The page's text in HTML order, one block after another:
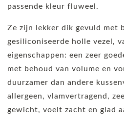
passende kleur fluweel.
Ze zijn lekker dik gevuld met
gesiliconiseerde holle vezel,
eigenschappen: een zeer
met behoud van volume en
duurzamer dan andere
allergeen, vlamvertragend,
gewicht, voelt zacht en glad